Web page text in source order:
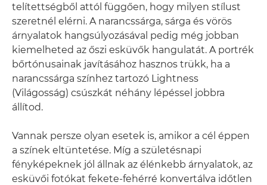
telítettségből attól függően, hogy milyen stílust
szeretnél elérni. A narancssárga, sárga és vörös
árnyalatok hangsúlyozásával pedig még jobban
kiemelheted az őszi esküvők hangulatát. A portrék
bőrtónusainak javításához hasznos trükk, ha a
narancssárga színhez tartozó Lightness
(Világosság) csúszkát néhány lépéssel jobbra
állítod.
Vannak persze olyan esetek is, amikor a cél éppen
a színek eltüntetése. Míg a születésnapi
fényképeknek jól állnak az élénkebb árnyalatok, az
esküvői fotókat fekete-fehérré konvertálva időtlen